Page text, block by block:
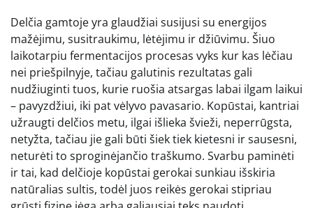
Delčia gamtoje yra glaudžiai susijusi su energijos
mažėjimu, susitraukimu, lėtėjimu ir džiūvimu. Šiuo
laikotarpiu fermentacijos procesas vyks kur kas lėčiau
nei priešpilnyje, tačiau galutinis rezultatas gali
nudžiuginti tuos, kurie ruošia atsargas labai ilgam laikui
– pavyzdžiui, iki pat vėlyvo pavasario. Kopūstai, kantriai
užraugti delčios metu, ilgai išlieka švieži, neperrūgsta,
netyžta, tačiau jie gali būti šiek tiek kietesni ir sausesni,
neturėti to sproginėjančio traškumo. Svarbu paminėti
ir tai, kad delčioje kopūstai gerokai sunkiau išskiria
natūralias sultis, todėl juos reikės gerokai stipriau